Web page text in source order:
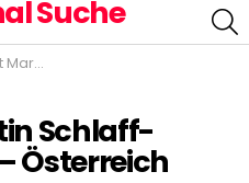
– Österreich
Schlaff-
Österreich